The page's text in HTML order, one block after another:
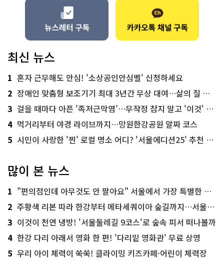
최신 뉴스
1 혼자 근무해도 안심! '소상공인안심벨' 신청하세요
2 장애인 맞춤형 보조기기 최대 3년간 무상 대여…삶의 질 높인다
3 걸을 때마다 아픈 '족저근막염'…무작정 참지 말고 '이것' 해보세요!
4 먹거리부터 야경 라이브까지…망원한강공원 알짜 코스
5 시민이 사랑한 '찐' 로컬 명소 어디? '서울에디션25' 추천 코스
많이 본 뉴스
1 "편의점인데 아무것도 안 팔아요" 서울에서 가장 특별한 편의점의 정체
2 주황색 리본 따라 한강부터 메타세쿼이아 숲길까지…서울둘레길 15코스
3 이것이 천연 냉방! '서울둘레길 9코스'로 숲속 피서 떠나볼까
4 한강 다리 아래서 영화 한 편! '다리밑 영화관' 무료 상영
5 우리 아이 체력이 쑥쑥! 클라이밍 키즈카페·어린이 체력장